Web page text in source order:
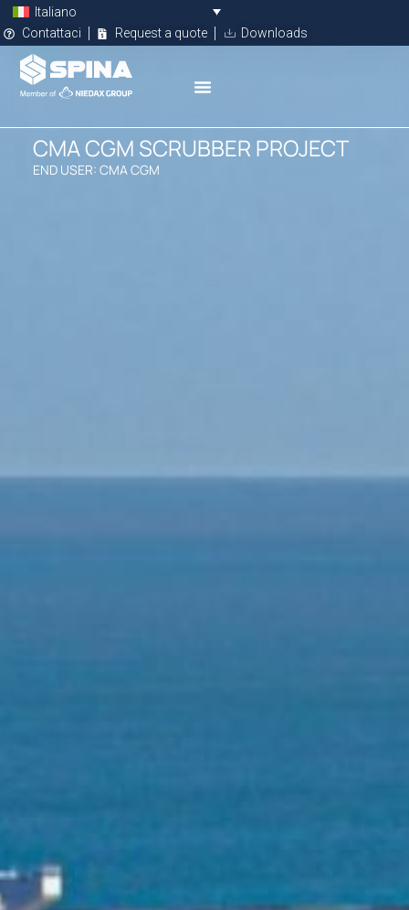
Italiano
Contattaci
Request a quote Downloads
CMA CGM SCRUBBER PROJECT
END USER: CMA CGM